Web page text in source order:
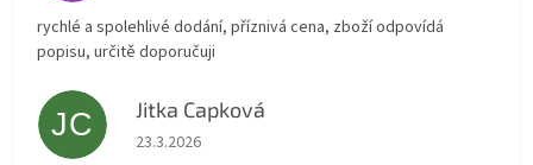
rychlé a spolehlivé dodání, příznivá cena, zboží odpovídá
popisu, určitě doporučuji
JC Jitka Capková
Hodnocení obchodu je 5 z 5 hvězdiček.
23.3.2026